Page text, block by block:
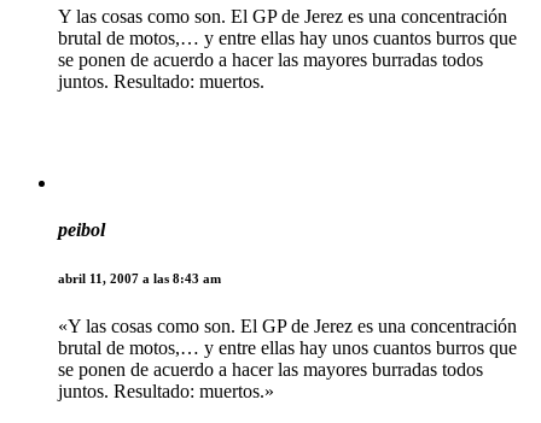
Y las cosas como son. El GP de Jerez es una concentración
brutal de motos,… y entre ellas hay unos cuantos burros que
se ponen de acuerdo a hacer las mayores burradas todos
juntos. Resultado: muertos.
peibol
abril 11, 2007 a las 8:43 am
«Y las cosas como son. El GP de Jerez es una concentración
brutal de motos,… y entre ellas hay unos cuantos burros que
se ponen de acuerdo a hacer las mayores burradas todos
juntos. Resultado: muertos.»